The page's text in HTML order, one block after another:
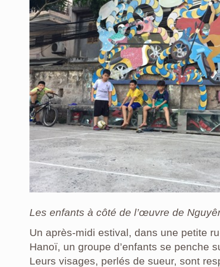
Les enfants à côté de l’œuvre de
Un après-midi estival, dans une petite
Hanoï, un groupe d’enfants se penche
Leurs visages, perlés de sueur, sont